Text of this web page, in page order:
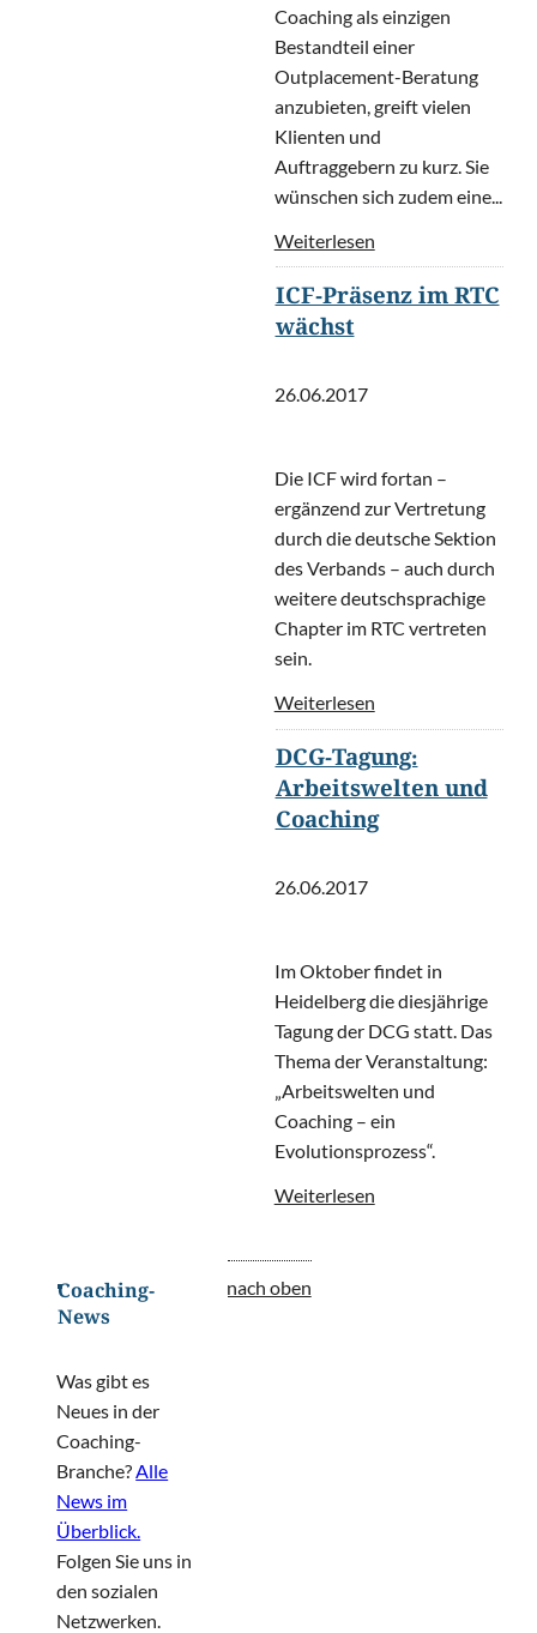
Coaching als einzigen
Bestandteil einer
Outplacement-Beratung
anzubieten, greift vielen
Klienten und
Auftraggebern zu kurz. Sie
wünschen sich zudem eine...
Weiterlesen
ICF-Präsenz im RTC
wächst
26.06.2017
Die ICF wird fortan –
ergänzend zur Vertretung
durch die deutsche Sektion
des Verbands – auch durch
weitere deutschsprachige
Chapter im RTC vertreten
sein.
Weiterlesen
DCG-Tagung:
Arbeitswelten und
Coaching
26.06.2017
Im Oktober findet in
Heidelberg die diesjährige
Tagung der DCG statt. Das
Thema der Veranstaltung:
„Arbeitswelten und
Coaching – ein
Evolutionsprozess“.
Weiterlesen
Coaching-
News
Was gibt es
Neues in der
Coaching-
Branche?Alle
News im
Überblick.
Folgen Sie uns in
den sozialen
Netzwerken.
nach oben